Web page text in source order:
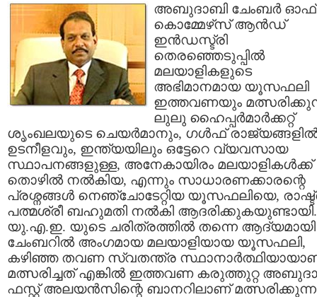
അബുദാബി ചേംബര്‍ ഓഫ്
കൊമ്മേഴ്‌സ് ആന്‍ഡ്
ഇന്‍ഡസ്ട്രി
തെരഞ്ഞെടുപ്പില്‍
മലയാളികളുടെ
അഭിമാനമായ യൂസഫലി
ഇത്തവണയും
ലുലു ഹൈപ്പര്‍മാര്‍ക്കറ്റ്
ശൃംഖലയുടെ ചെയര്‍മാനും, ഗള്‍ഫ്
ഉടനീളവും, ഇന്ത്യയിലും ഒട്ടേറെ വ്യവസായ
സ്ഥാപനങ്ങളുള്ള, അനേകായിരം മലയാളികള്‍ക്ക്
തൊഴില്‍ നല്‍കിയ, എന്നും സാധാരണക്കാരന്റെ
പ്രശ്നങ്ങള്‍ നെഞ്ചോടേറ്റിയ യൂസഫലിയെ,
പത്മശ്രീ ബഹുമതി നല്‍കി ആദരിക്കുകയുണ്ടായി.
യു.എ.ഇ. യുടെ ചരിത്രത്തില്‍ തന്നെ ആദ്യമായി
ചേംബറില്‍ അംഗമായ മലയാളിയായ യൂസഫലി,
കഴിഞ്ഞ തവണ സ്വതന്ത്ര
മത്സരിച്ചത് എങ്കില്‍ ഇത്തവണ കരുത്തുറ്റ
ഫസ്റ്റ് അലയന്‍സിന്റെ ബാനറിലാണ്